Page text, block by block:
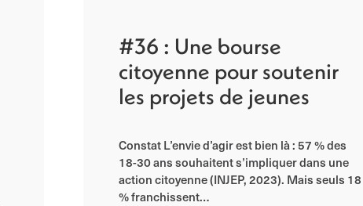
#36 : Une bourse
citoyenne pour soutenir
les projets de jeunes
Constat L’envie d’agir est bien là : 57 % des
18-30 ans souhaitent s’impliquer dans une
action citoyenne (INJEP, 2023). Mais seuls 18
% franchissent…